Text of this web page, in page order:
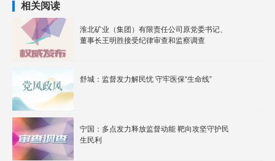
相关阅读
淮北矿业（集团）有限责任公司原党委书记、
董事长王明胜接受纪律审查和监察调查
舒城：监督发力解民忧 守牢医保“生命线”
宁国：多点发力释放监督动能 靶向攻坚守护民
生民利